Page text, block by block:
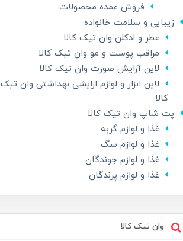
فروش عمده محصولات
زیبایی و سلامت خانواده
عطر و ادکلن وان تیک کالا
مراقب پوست و مو وان تیک کالا
لاین آرایش صورت وان تیک کالا
لاین ابزار و لوازم ارایشی بهداشتی وان تیک
کالا
پت شاپ وان تیک کالا
غذا و لوازم گربه
غذا و لوازم سگ
غذا و لوازم جوندگان
غذا و لوازم پرندگان
وان تیک کالا